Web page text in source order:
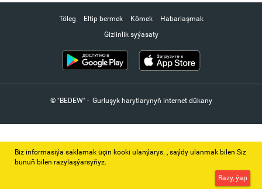
Töleg Eltip bermek Kömek
Habarlaşmak
Gizlinlik syýasaty
© "BEDEW" - Gurluşyk harytlarynyň internet dükany
Biz informasiýa saklamak üçin kooki ulanýarys. ‚ saýdy ulanmak bilen Siz
bunuň bilen razylaşýarsyňyz.
Razy, ýap